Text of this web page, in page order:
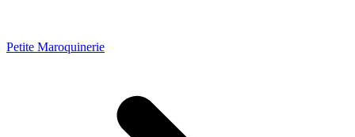
Petite Maroquinerie